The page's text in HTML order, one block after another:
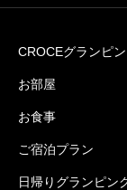
CROCEグランピ
お部屋
お食事
ご宿泊プラン
日帰りグランピン